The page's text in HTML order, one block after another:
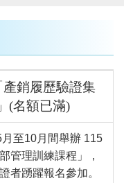
產銷履歷驗證集
(名額已滿)
至10月間舉辦 115
管理訓練課程」，
者踴躍報名參加。